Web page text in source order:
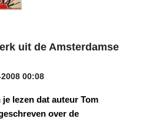
uit de Amsterdamse
00:08
lezen dat auteur Tom
over de